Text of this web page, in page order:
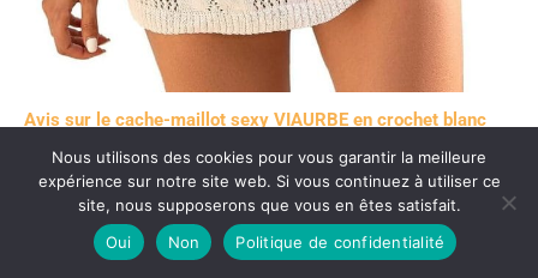
Avis sur le cache-maillot sexy VIAURBE en crochet blanc
taille XL
Nous utilisons des cookies pour vous garantir la meilleure
expérience sur notre site web. Si vous continuez à utiliser ce
site, nous supposerons que vous en êtes satisfait.
Oui
Non Politique de confidentialité